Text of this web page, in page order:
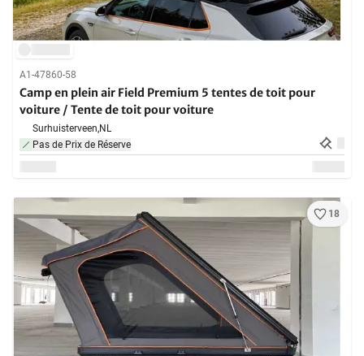
A1-47860-58
Camp en plein air Field Premium 5 tentes de toit pour
voiture / Tente de toit pour voiture
Surhuisterveen,NL
Pas de Prix de Réserve
18